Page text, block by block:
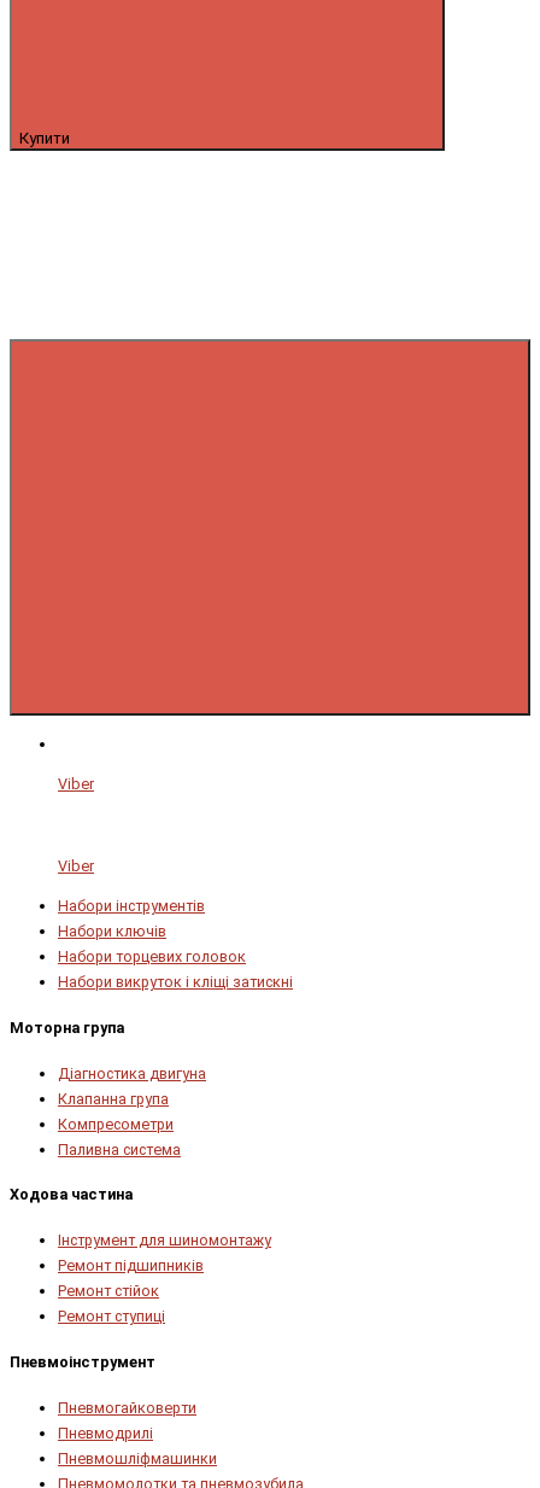
Купити
Viber
Viber
Набори інструментів
Набори ключів
Набори торцевих головок
Набори викруток і кліщі затискні
Моторна група
Діагностика двигуна
Клапанна група
Компресометри
Паливна система
Ходова частина
Інструмент для шиномонтажу
Ремонт підшипників
Ремонт стійок
Ремонт ступиці
Пневмоінструмент
Пневмогайковерти
Пневмодрилі
Пневмошліфмашинки
Пневмомолотки та пневмозубила